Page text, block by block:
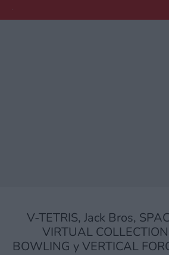
V-TETRIS, Jack Bros,
VIRTUAL
BOWLING y VERTICAL